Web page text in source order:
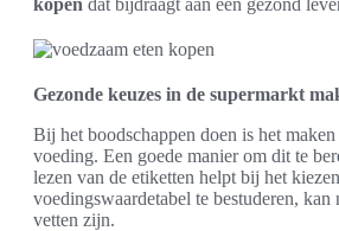
kopen dat bijdraagt aan een gezond
Gezonde keuzes in de supermarkt
Bij het boodschappen doen is het maken
voeding. Een goede manier om dit te
lezen van de etiketten helpt bij het
voedingswaardetabel te bestuderen,
vetten zijn.